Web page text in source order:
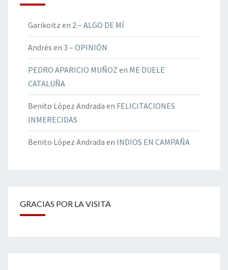
Garikoitz en 2 – ALGO DE MÍ
Andrés en 3 – OPINIÓN
PEDRO APARICIO MUÑOZ en ME DUELE
CATALUÑA
Benito López Andrada en FELICITACIONES
INMERECIDAS
Benito López Andrada en INDIOS EN CAMPAÑA
GRACIAS POR LA VISITA